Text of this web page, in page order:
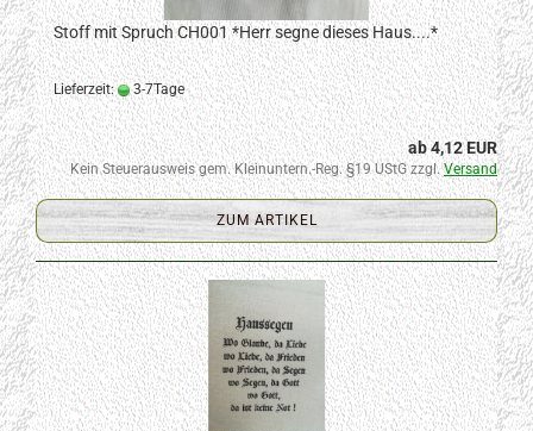
Stoff mit Spruch CH001 *Herr segne dieses Haus....*
Lieferzeit: 3-7Tage
ab 4,12 EUR
Kein Steuerausweis gem. Kleinuntern.-Reg. §19 UStG zzgl.Versand
ZUM ARTIKEL